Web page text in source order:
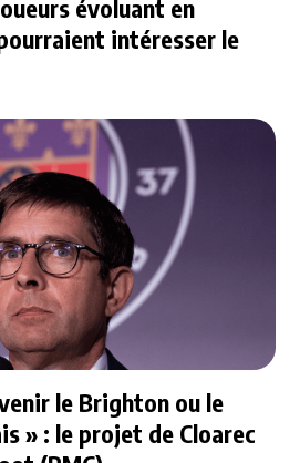
évoluant en
intéresser le
le Brighton ou le
» : le projet de Cloarec